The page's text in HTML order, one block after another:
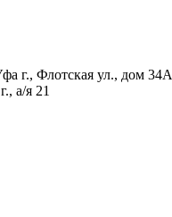
г., Флотская ул., дом 34А
а/я 21